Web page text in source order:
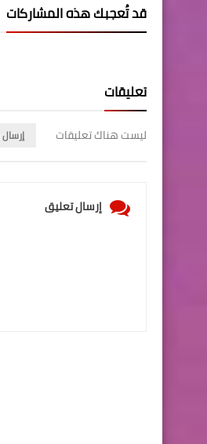
قد تُعجبك هذه المشاركات
تعليقات
ليست هناك تعليقات
إرسال تعليق